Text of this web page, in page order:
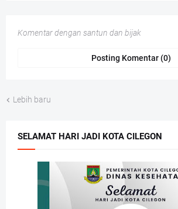
Komentar dengan santun dan bijak
Posting Komentar (0)
Lebih baru
SELAMAT HARI JADI KOTA CILEGON